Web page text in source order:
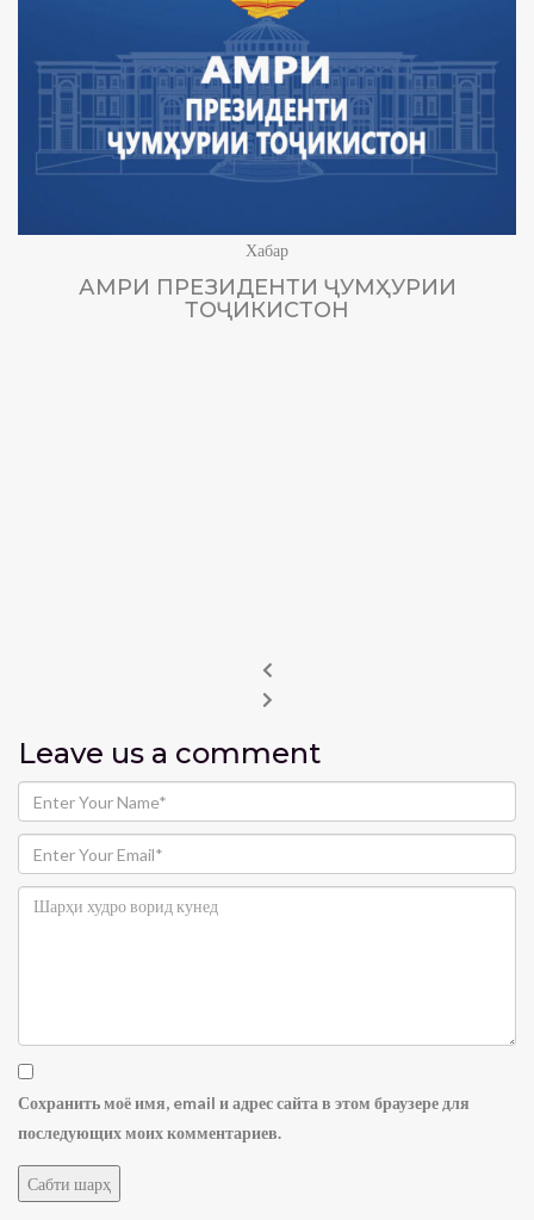
Хабар
АМРИ ПРЕЗИДЕНТИ ҶУМҲУРИИ
ТОҶИКИСТОН
Leave us a comment
Сохранить моё имя, email и адрес сайта в этом браузере для
последующих моих комментариев.